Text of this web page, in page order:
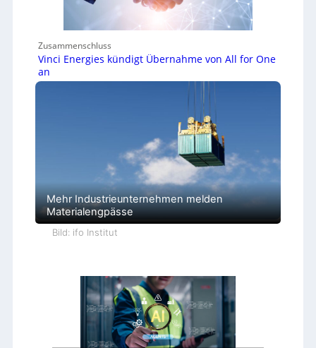
Zusammenschluss
Vinci Energies kündigt Übernahme von All for One
an
Mehr Industrieunternehmen melden
Materialengpässe
Bild: ifo Institut